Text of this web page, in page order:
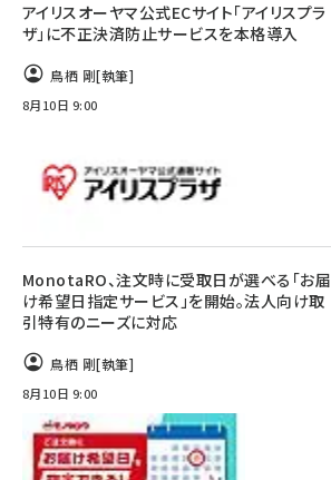
アイリスオーヤマ公式ECサイト「アイリスプラ
ザ」に不正決済防止サービスを本格導入
鳥栖 剛[執筆]
8月10日 9:00
MonotaRO、注文時に受取日が選べる「お届
け希望日指定サービス」を開始。法人向け取
引特有のニーズに対応
鳥栖 剛[執筆]
8月10日 9:00